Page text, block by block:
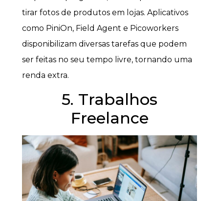
tirar fotos de produtos em lojas. Aplicativos
como PiniOn, Field Agent e Picoworkers
disponibilizam diversas tarefas que podem
ser feitas no seu tempo livre, tornando uma
renda extra.
5. Trabalhos
Freelance